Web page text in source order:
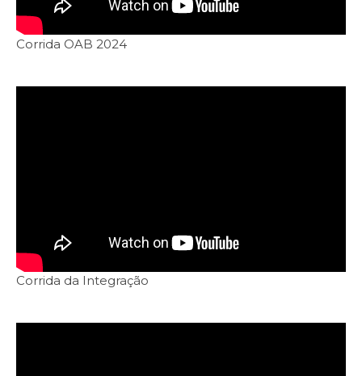
Corrida OAB 2024
Corrida da Integração